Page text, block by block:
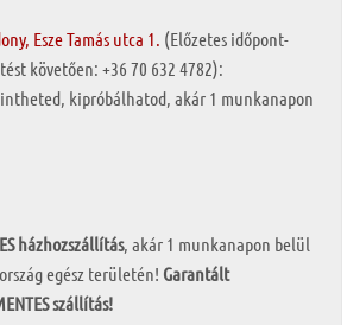
Esze Tamás utca 1. (Előzetes időpont-
követően: +36 70 632 4782):
kipróbálhatod, akár 1 munkanapon
házhozszállítás, akár 1 munkanapon belül
egész területén! Garantált
szállítás!